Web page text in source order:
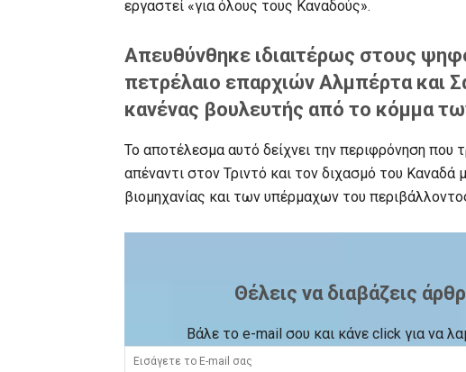
εργαστεί «για όλους τους Καναδούς».
Απευθύνθηκε ιδιαιτέρως στους
πετρέλαιο επαρχιών Αλμπέρτα και
κανένας βουλευτής από το κόμμα
Το αποτέλεσμα αυτό δείχνει την περιφρόνηση
απέναντι στον Τριντό και τον διχασμό του
βιομηχανίας και των υπέρμαχων του
Θέλεις να διαβάζεις
Βάλε το e-mail σου και κάνε click για να